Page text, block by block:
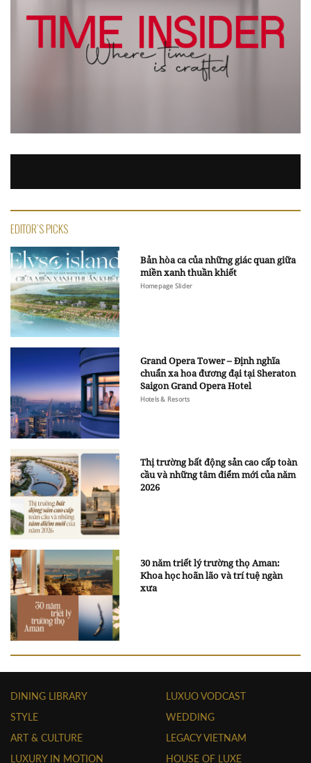
EDITOR'S PICKS
Bản hòa ca của những giác quan giữa
miền xanh thuần khiết
Homepage Slider
Grand Opera Tower – Định nghĩa
chuẩn xa hoa đương đại tại Sheraton
Saigon Grand Opera Hotel
Hotels & Resorts
Thị trường bất động sản cao cấp toàn
cầu và những tâm điểm mới của năm
2026
30 năm triết lý trường thọ Aman:
Khoa học hoãn lão và trí tuệ ngàn
xưa
DINING LIBRARY
STYLE
ART & CULTURE
LUXURY IN MOTION
LUXUO VODCAST
WEDDING
LEGACY VIETNAM
HOUSE OF LUXE